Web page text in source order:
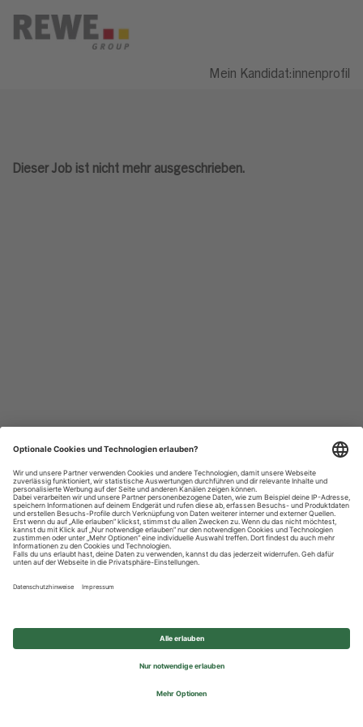
Mein Kandidat:innenprofil
Dieser Job ist nicht mehr ausgeschrieben.
Datenschutzhinweise
Impressum
Privatsphäre-Einstellungen
© 2026 REWE Group - All rights reserved